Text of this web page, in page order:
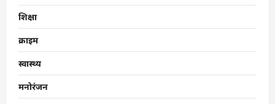
शिक्षा
क्राइम
स्वास्थ्य
मनोरंजन